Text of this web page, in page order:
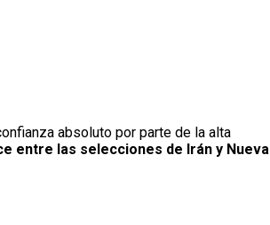
absoluto por parte de la alta
entre las selecciones de Irán y Nueva